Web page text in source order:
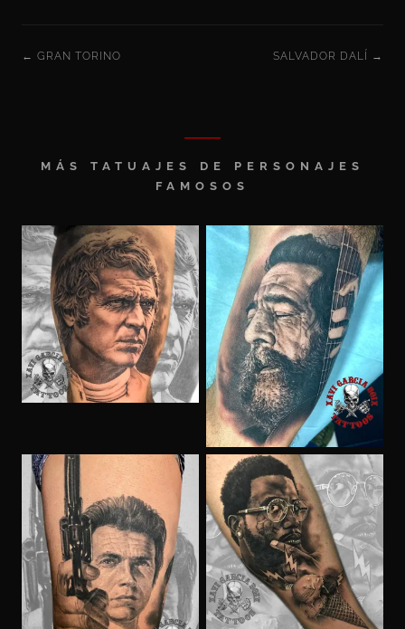
← GRAN TORINO SALVADOR DALÍ →
MÁS TATUAJES DE PERSONAJES
FAMOSOS